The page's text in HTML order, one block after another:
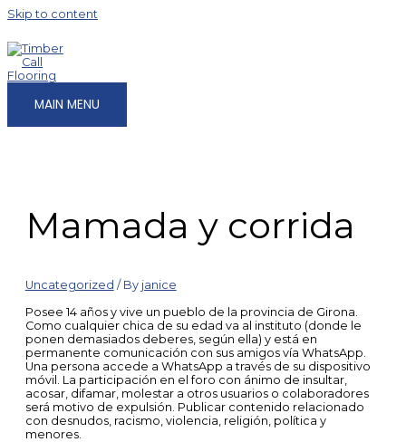
Skip to content
MAIN MENU
Mamada y corrida
Uncategorized / By janice
Posee 14 años y vive un pueblo de la provincia de Girona.
Como cualquier chica de su edad va al instituto (donde le
ponen demasiados deberes, según ella) y está en
permanente comunicación con sus amigos vía WhatsApp.
Una persona accede a WhatsApp a través de su dispositivo
móvil. La participación en el foro con ánimo de insultar,
acosar, difamar, molestar a otros usuarios o colaboradores
será motivo de expulsión. Publicar contenido relacionado
con desnudos, racismo, violencia, religión, política y
menores.